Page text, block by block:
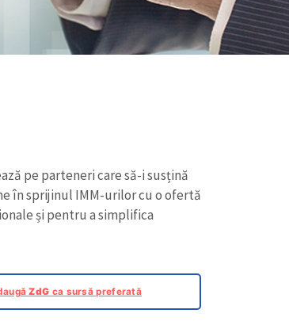
pe parteneri care să-i susțină
în sprijinul IMM-urilor cu o ofertă
și pentru a simplifica
ZdG ca sursă preferată